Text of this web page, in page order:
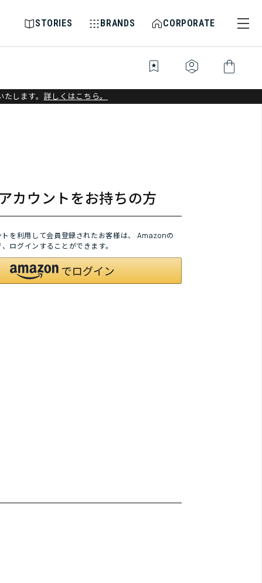
STORIES BRANDS CORPORATE
bookmark_star identity_platform shopping_bag
します。 詳しくはこちら。
カウントをお持ちの方
を利用して会員登録されたお客様は、
Amazonの
ログインすることができます。